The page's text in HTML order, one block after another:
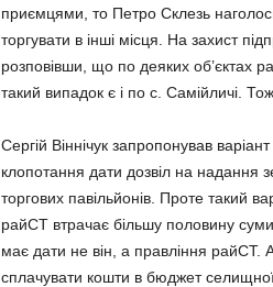
п­риємцями, то Петро Склезь
торгувати в інші місця. На захист
розповівши, що по деяких об’єктах
такий випадок є і по с. Самійличі.
Сергій Віннічук запропо­ну­вав
клопотання дати дозвіл на надання
торгових павільйо­нів. Проте такий
райСТ втрачає більшу половину
має дати не він, а правління райСТ.
сплачувати кошти в бюджет селищної